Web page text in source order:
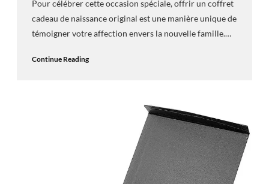
Pour célébrer cette occasion spéciale, offrir un coffret
cadeau de naissance original est une manière unique de
témoigner votre affection envers la nouvelle famille.…
Continue Reading